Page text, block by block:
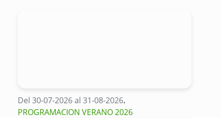
Del 30-07-2026 al 31-08-2026.
PROGRAMACION VERANO 2026